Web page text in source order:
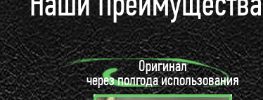
Оригинал
через полгода использования